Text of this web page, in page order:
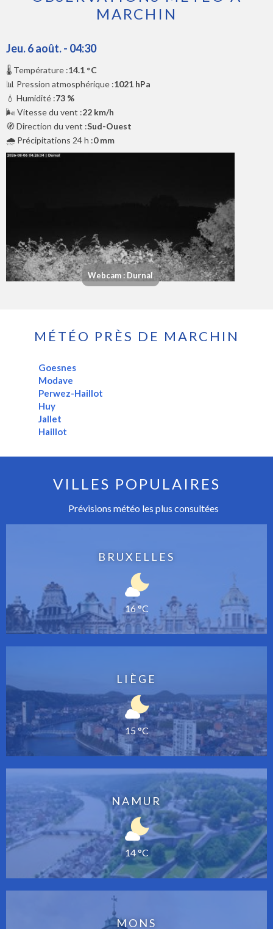
MARCHIN
Jeu. 6 août. - 04:30
🌡️ Température :14.1 °C
📊 Pression atmosphérique :1021 hPa
💧 Humidité :73 %
🌬️ Vitesse du vent :22 km/h
🧭 Direction du vent :Sud-Ouest
🌧️ Précipitations 24 h :0 mm
Webcam : Durnal
MÉTÉO PRÈS DE MARCHIN
Goesnes
Modave
Perwez-Haillot
Huy
Jallet
Haillot
VILLES POPULAIRES
Prévisions météo les plus consultées
BRUXELLES
16 °C
LIÈGE
15 °C
NAMUR
14 °C
MONS